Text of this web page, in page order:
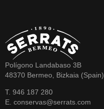
Polígono Landabaso 3B
48370 Bermeo, Bizkaia (Spain)
T. 946 187 280
E. conservas@serrats.com